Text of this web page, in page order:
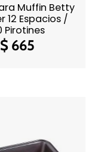
Muffin Betty
12 Espacios /
Pirotines
$ 665